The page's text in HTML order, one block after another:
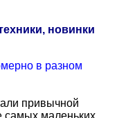
новинки
в разном
привычной
самых маленьких